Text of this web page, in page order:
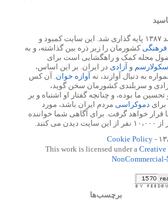
فضول محله در ۱۳ اسفند ۱۳۸۷ پایه گذاری شد. این سایت کمبود و
فرهنگیکشورمان را زیر ذره بین گذاشته، و به
محله کمک و راهگشایی است برای
سکولارسم و آزادی در ایران. بر این اساس،
به دنبال آوازند، نه آوازه خوان. آن کس
و سربلندی کشورمان سخن گوید،
ما بوده، و چنانچه گفتار او اشتباه و بر
دموکراسی مردم ایران باشد، مورد
قرار خواهد گرفت. برای آگاهی شما خواننده
Cookie Policy
This work is licensed under a
برچسب‌ها